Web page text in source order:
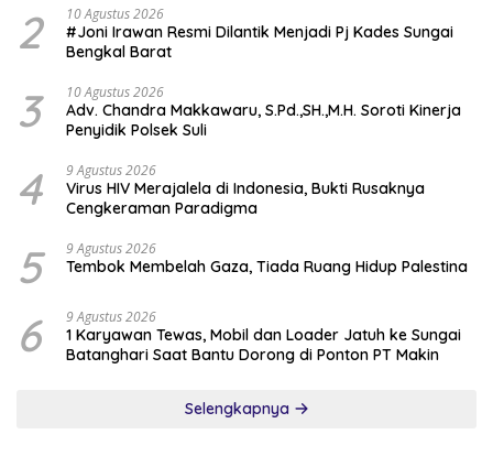
2 10 Agustus 2026
#Joni Irawan Resmi Dilantik Menjadi Pj Kades Sungai
Bengkal Barat
3 10 Agustus 2026
Adv. Chandra Makkawaru, S.Pd.,SH.,M.H. Soroti Kinerja
Penyidik Polsek Suli
4 9 Agustus 2026
Virus HIV Merajalela di Indonesia, Bukti Rusaknya
Cengkeraman Paradigma
5 9 Agustus 2026
Tembok Membelah Gaza, Tiada Ruang Hidup Palestina
6 9 Agustus 2026
1 Karyawan Tewas, Mobil dan Loader Jatuh ke Sungai
Batanghari Saat Bantu Dorong di Ponton PT Makin
Selengkapnya